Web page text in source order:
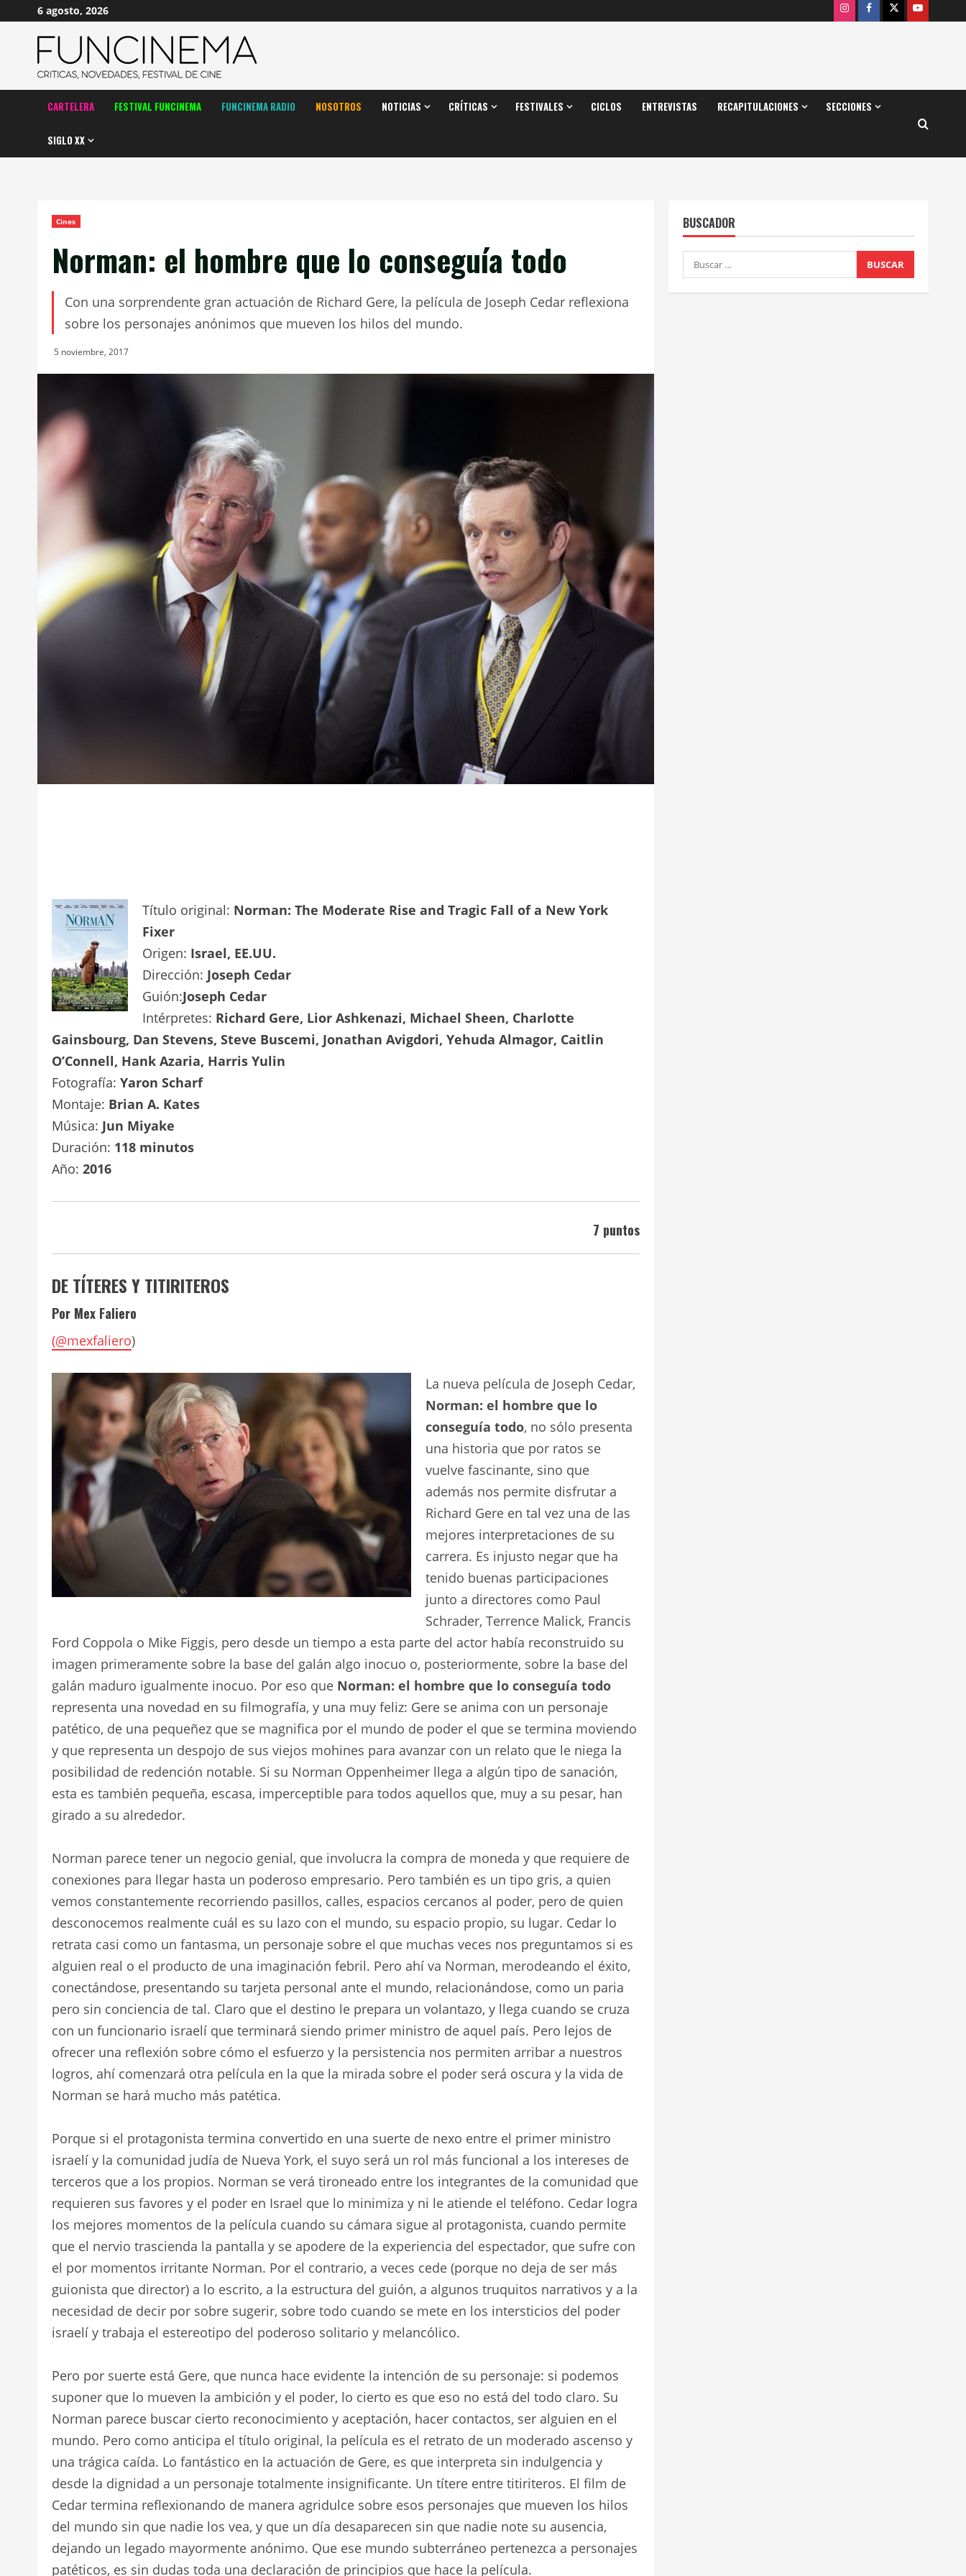
contenido
6 agosto, 2026 InstagramFacebook
X Youtube
CARTELERA FESTIVAL FUNCINEMA FUNCINEMA RADIO NOSOTROS NOTICIAS CRÍTICAS FESTIVALES CICLOS ENTREVISTAS RECAPITULACIONES SECCIONES
SIGLO XX
Cines
Norman: el hombre que lo conseguía todo
Con una sorprendente gran actuación de Richard Gere, la película de Joseph Cedar reflexiona
sobre los personajes anónimos que mueven los hilos del mundo.
5 noviembre, 2017
Título original: Norman: The Moderate Rise and Tragic Fall of a New York
Fixer
Origen: Israel, EE.UU.
Dirección: Joseph Cedar
Guión:Joseph Cedar
Intérpretes: Richard Gere, Lior Ashkenazi, Michael Sheen, Charlotte
Gainsbourg, Dan Stevens, Steve Buscemi, Jonathan Avigdori, Yehuda Almagor, Caitlin
O’Connell, Hank Azaria, Harris Yulin
Fotografía: Yaron Scharf
Montaje: Brian A. Kates
Música: Jun Miyake
Duración: 118 minutos
Año: 2016
7 puntos
DE TÍTERES Y TITIRITEROS
Por Mex Faliero
(@mexfaliero)
La nueva película de Joseph Cedar,
Norman: el hombre que lo
conseguía todo, no sólo presenta
una historia que por ratos se
vuelve fascinante, sino que
además nos permite disfrutar a
Richard Gere en tal vez una de las
mejores interpretaciones de su
carrera. Es injusto negar que ha
tenido buenas participaciones
junto a directores como Paul
Schrader, Terrence Malick, Francis
Ford Coppola o Mike Figgis, pero desde un tiempo a esta parte del actor había reconstruido su
imagen primeramente sobre la base del galán algo inocuo o, posteriormente, sobre la base del
galán maduro igualmente inocuo. Por eso que Norman: el hombre que lo conseguía todo
representa una novedad en su filmografía, y una muy feliz: Gere se anima con un personaje
patético, de una pequeñez que se magnifica por el mundo de poder el que se termina moviendo
y que representa un despojo de sus viejos mohines para avanzar con un relato que le niega la
posibilidad de redención notable. Si su Norman Oppenheimer llega a algún tipo de sanación,
esta es también pequeña, escasa, imperceptible para todos aquellos que, muy a su pesar, han
girado a su alrededor.
Norman parece tener un negocio genial, que involucra la compra de moneda y que requiere de
conexiones para llegar hasta un poderoso empresario. Pero también es un tipo gris, a quien
vemos constantemente recorriendo pasillos, calles, espacios cercanos al poder, pero de quien
desconocemos realmente cuál es su lazo con el mundo, su espacio propio, su lugar. Cedar lo
retrata casi como un fantasma, un personaje sobre el que muchas veces nos preguntamos si es
alguien real o el producto de una imaginación febril. Pero ahí va Norman, merodeando el éxito,
conectándose, presentando su tarjeta personal ante el mundo, relacionándose, como un paria
pero sin conciencia de tal. Claro que el destino le prepara un volantazo, y llega cuando se cruza
con un funcionario israelí que terminará siendo primer ministro de aquel país. Pero lejos de
ofrecer una reflexión sobre cómo el esfuerzo y la persistencia nos permiten arribar a nuestros
logros, ahí comenzará otra película en la que la mirada sobre el poder será oscura y la vida de
Norman se hará mucho más patética.
Porque si el protagonista termina convertido en una suerte de nexo entre el primer ministro
israelí y la comunidad judía de Nueva York, el suyo será un rol más funcional a los intereses de
terceros que a los propios. Norman se verá tironeado entre los integrantes de la comunidad que
requieren sus favores y el poder en Israel que lo minimiza y ni le atiende el teléfono. Cedar logra
los mejores momentos de la película cuando su cámara sigue al protagonista, cuando permite
que el nervio trascienda la pantalla y se apodere de la experiencia del espectador, que sufre con
el por momentos irritante Norman. Por el contrario, a veces cede (porque no deja de ser más
guionista que director) a lo escrito, a la estructura del guión, a algunos truquitos narrativos y a la
necesidad de decir por sobre sugerir, sobre todo cuando se mete en los intersticios del poder
israelí y trabaja el estereotipo del poderoso solitario y melancólico.
Pero por suerte está Gere, que nunca hace evidente la intención de su personaje: si podemos
suponer que lo mueven la ambición y el poder, lo cierto es que eso no está del todo claro. Su
Norman parece buscar cierto reconocimiento y aceptación, hacer contactos, ser alguien en el
mundo. Pero como anticipa el título original, la película es el retrato de un moderado ascenso y
una trágica caída. Lo fantástico en la actuación de Gere, es que interpreta sin indulgencia y
desde la dignidad a un personaje totalmente insignificante. Un títere entre titiriteros. El film de
Cedar termina reflexionando de manera agridulce sobre esos personajes que mueven los hilos
del mundo sin que nadie los vea, y que un día desaparecen sin que nadie note su ausencia,
dejando un legado mayormente anónimo. Que ese mundo subterráneo pertenezca a personajes
patéticos, es sin dudas toda una declaración de principios que hace la película.
BUSCADOR
Buscar: